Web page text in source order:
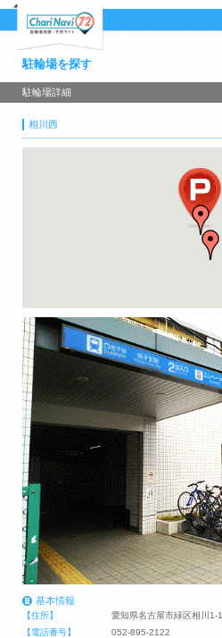
駐輪場を探す
駐輪場詳細
相川西
基本情報
【住所】
愛知県名古屋市緑区相川1-1
【電話番号】
052-895-2122